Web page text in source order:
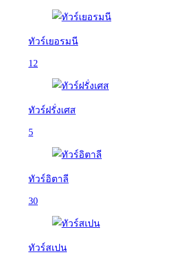
ทัวร์เยอรมนี
12
ทัวร์ฝรั่งเศส
5
ทัวร์อิตาลี
30
ทัวร์สเปน